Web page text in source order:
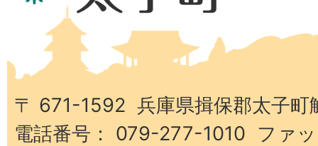
子
町
〒 671-1592 兵庫県揖保郡太子町
電話番号： 079-277-1010 ファ